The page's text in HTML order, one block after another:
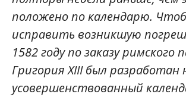
положено по календарю.
исправить возникшую
1582 году по заказу римского
Григория XIII был разработан
усовершенствованный